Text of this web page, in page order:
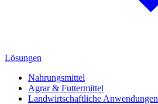
Lösungen
Nahrungsmittel
Agrar & Futtermittel
Landwirtschaftliche Anwendungen